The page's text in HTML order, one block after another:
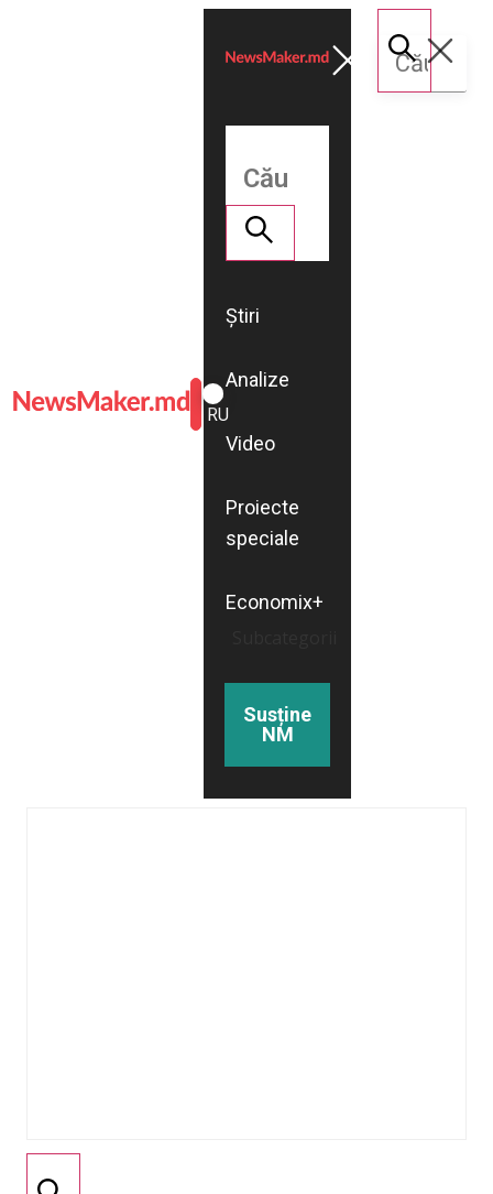
ROMÂNĂ
RU
Știri
Analize
Video
Proiecte
speciale
Economix+
Susține
NM